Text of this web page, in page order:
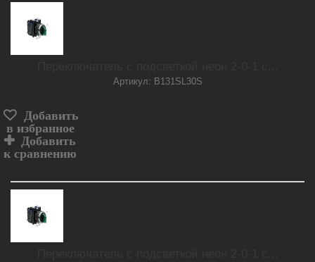
Артикул: B131SL30S
Добавить
в избранное
Добавить
к сравнению